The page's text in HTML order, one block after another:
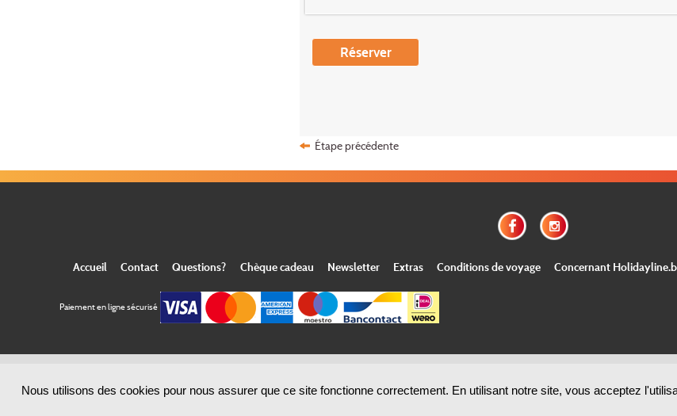
Nous utilisons des cookies pour nous assurer que ce site fonctionne correctement. En utilisant notre site, vous acceptez
Réserver
Étape précédente
Accueil Contact Questions? Chèque cadeau Newsletter Extras Conditions de voyage Concernant
Paiement en ligne sécurisé
© CopyrightHolidayline, 2000-2026, All rights reserved.Cloud hosting by